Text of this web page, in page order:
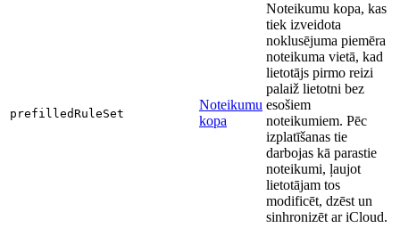
prefilledRuleSet
Noteikumu
kopa
Noteikumu kopa, kas
tiek izveidota
noklusējuma piemēra
noteikuma vietā, kad
lietotājs pirmo reizi
palaiž lietotni bez
esošiem
noteikumiem. Pēc
izplatīšanas tie
darbojas kā parastie
noteikumi, ļaujot
lietotājam tos
modificēt, dzēst un
sinhronizēt ar iCloud.